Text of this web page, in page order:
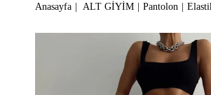
Anasayfa ALT GİYİM Pantolon